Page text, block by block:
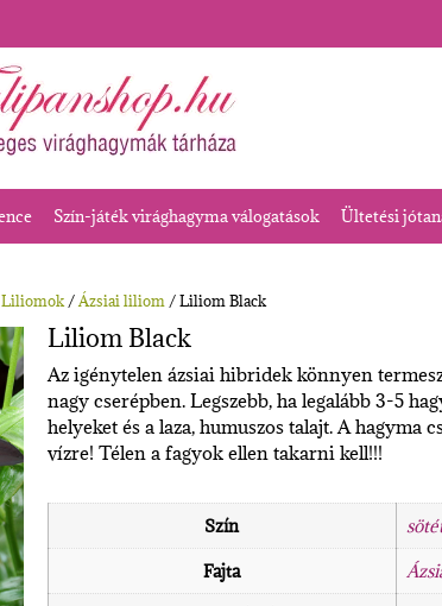
Szín-játék virághagyma válogatások Ültetési
Liliomok/Ázsiai liliom/ Liliom Black
Liliom Black
Az igénytelen ázsiai hibridek könnyen
nagy cserépben. Legszebb, ha legalább 3-5
helyeket és a laza, humuszos talajt. A hagyma
vízre! Télen a fagyok ellen takarni kell!!!
Szín
Fajta